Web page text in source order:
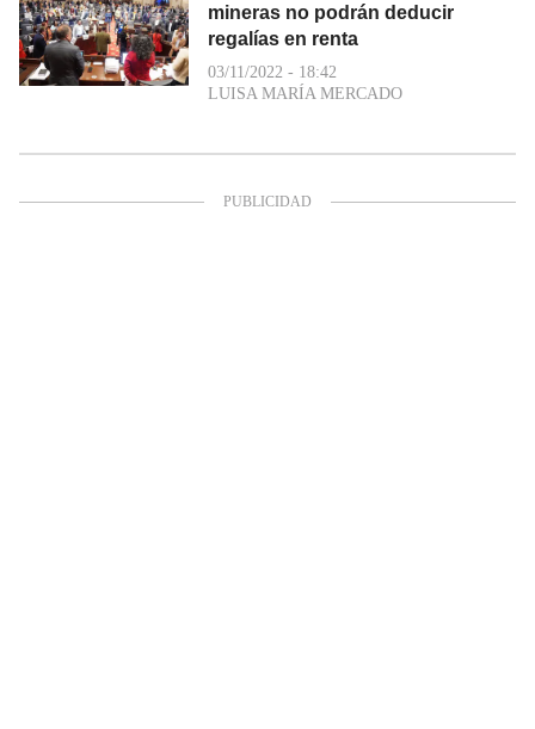
mineras no podrán deducir
regalías en renta
03/11/2022 - 18:42
LUISA MARÍA MERCADO